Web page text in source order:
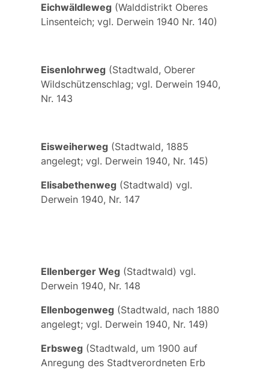
Eichwäldleweg(Walddistrikt Oberes
Linsenteich; vgl. Derwein 1940 Nr. 140)
Eisenlohrweg(Stadtwald, Oberer
Wildschützenschlag; vgl. Derwein 1940,
Nr. 143
Eisweiherweg(Stadtwald, 1885
angelegt; vgl. Derwein 1940, Nr. 145)
Elisabethenweg(Stadtwald) vgl.
Derwein 1940, Nr. 147
Ellenberger Weg(Stadtwald) vgl.
Derwein 1940, Nr. 148
Ellenbogenweg(Stadtwald, nach 1880
angelegt; vgl. Derwein 1940, Nr. 149)
Erbsweg(Stadtwald, um 1900 auf
Anregung des Stadtverordneten Erb